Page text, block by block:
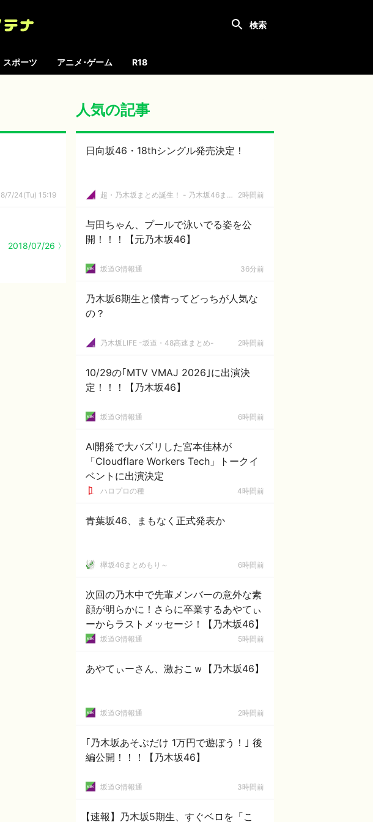
スポーツ アニメ･ゲーム R18
7/24(Tu) 15:19
2018/07/26 〉
人気の記事
日向坂46・18thシングル発売決定！
超・乃木坂まとめ誕生！ - 乃木坂46まとめ 2時間前
与田ちゃん、プールで泳いでる姿を公
開！！！【元乃木坂46】
坂道G情報通 36分前
乃木坂6期生と僕青ってどっちが人気な
の？
乃木坂LIFE -坂道・48高速まとめ- 2時間前
10/29の｢MTV VMAJ 2026｣に出演決
定！！！【乃木坂46】
坂道G情報通 6時間前
AI開発で大バズリした宮本佳林が
「Cloudflare Workers Tech」トークイ
ベントに出演決定
ハロプロの種 4時間前
青葉坂46、まもなく正式発表か
欅坂46まとめもり～ 6時間前
次回の乃木中で先輩メンバーの意外な素
顔が明らかに！さらに卒業するあやてぃ
ーからラストメッセージ！【乃木坂46】
坂道G情報通 5時間前
あやてぃーさん、激おこｗ【乃木坂46】
坂道G情報通 2時間前
｢乃木坂あそぶだけ 1万円で遊ぼう！｣ 後
編公開！！！【乃木坂46】
坂道G情報通 3時間前
【速報】乃木坂5期生、すぐベロを「こ